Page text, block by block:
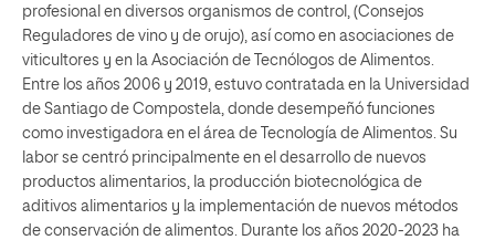
profesional en diversos organismos de control, (Consejos
Reguladores de vino y de orujo), así como en asociaciones de
viticultores y en la Asociación de Tecnólogos de Alimentos.
Entre los años 2006 y 2019, estuvo contratada en la Universidad
de Santiago de Compostela, donde desempeñó funciones
como investigadora en el área de Tecnología de Alimentos. Su
labor se centró principalmente en el desarrollo de nuevos
productos alimentarios, la producción biotecnológica de
aditivos alimentarios y la implementación de nuevos métodos
de conservación de alimentos. Durante los años 2020-2023 ha